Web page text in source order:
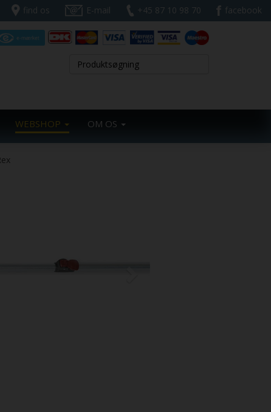
find os E-mail +45 87 10 98 70 facebook
WEBSHOP OM OS